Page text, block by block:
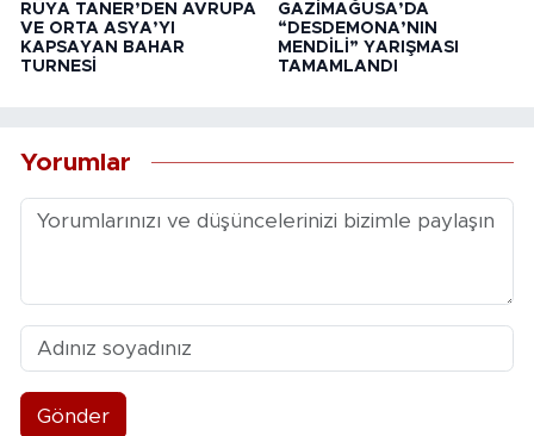
RÜYA TANER’DEN AVRUPA
VE ORTA ASYA’YI
KAPSAYAN BAHAR
TURNESİ
GAZİMAĞUSA’DA
“DESDEMONA’NIN
MENDİLİ” YARIŞMASI
TAMAMLANDI
Yorumlar
Gönder